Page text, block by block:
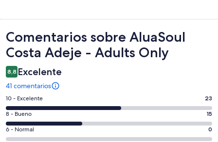
Comentarios
Comentarios sobre AluaSoul
Costa Adeje - Adults Only
8,8 Excelente
41 comentarios
23
comentarios
de
un
total
10 - Excelente 23
15
comentarios
de
8 - Bueno 15
0
6 - Normal 0